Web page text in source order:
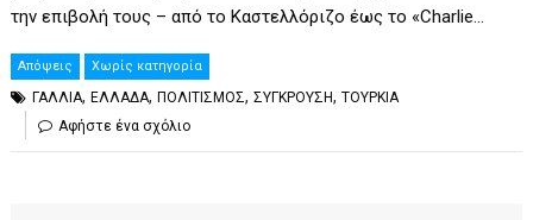
την επιβολή τους – από το Καστελλόριζο έως το «Charlie…
Απόψεις Χωρίς κατηγορία
ΓΑΛΛΙΑ,ΕΛΛΑΔΑ,ΠΟΛΙΤΙΣΜΟΣ,ΣΥΓΚΡΟΥΣΗ,ΤΟΥΡΚΙΑ
Αφήστε ένα σχόλιο